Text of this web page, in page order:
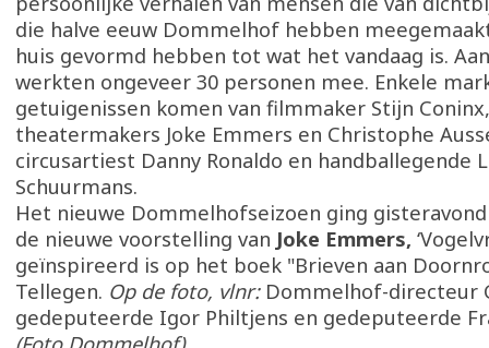
die halve eeuw Dommelhof hebben
huis gevormd hebben tot wat het vandaag is.
werkten ongeveer 30 personen mee. Enkele
getuigenissen komen van filmmaker Stijn Coninx,
theatermakers Joke Emmers en Christophe
circusartiest Danny Ronaldo en handballegende
Schuurmans.
Het nieuwe Dommelhofseizoen ging
de nieuwe voorstelling van Joke Emmers,
geïnspireerd is op het boek "Brieven aan
Tellegen. Op de foto, vlnr:Dommelhof-directeur
gedeputeerde Igor Philtjens en gedeputeerde